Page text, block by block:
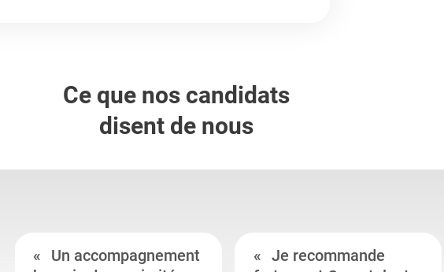
Ce que nos candidats
disent de nous
Un accompagnement
Je recommande